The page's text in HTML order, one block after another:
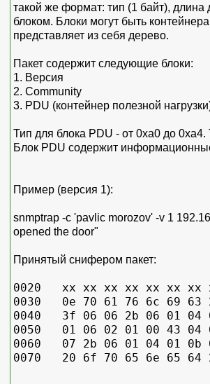
такой же формат: тип (1 байт),
блоком. Блоки могут быть
представляет из себя дерево.
Пакет содержит следующие блоки:
1. Версия
2. Community
3. PDU (контейнер полезной
Тип для блока PDU - от 0xa0 до 0xa4.
Блок PDU содержит
Пример (версия 1):
snmptrap -c 'pavlic morozov' -v 1
opened the door"
Принятый снифером пакет:
0020 xx xx xx xx xx xx xx
0030 0e 70 61 76 6c 69
0040 3f 06 06 2b 06 01
0050 01 06 02 01 00 43
0060 07 2b 06 01 04 01
0070 20 6f 70 65 6e 65 64